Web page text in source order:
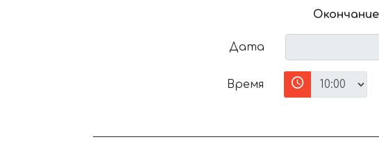
Дата
Время